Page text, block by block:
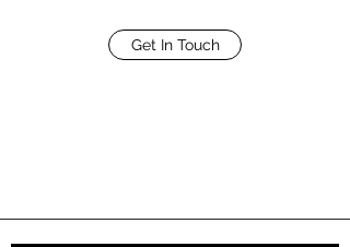
Get In Touch